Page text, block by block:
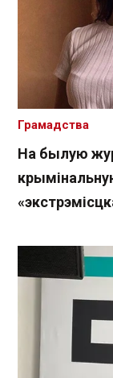
На былую
Грамадства